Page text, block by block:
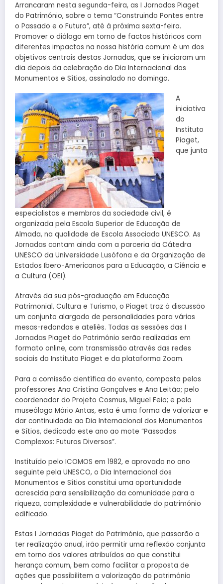
Arrancaram nesta segunda-feira, as I Jornadas Piaget
do Património, sobre o tema “Construindo Pontes entre
o Passado e o Futuro”, até à próxima sexta-feira.
Promover o diálogo em torno de factos históricos com
diferentes impactos na nossa história comum é um dos
objetivos centrais destas Jornadas, que se iniciaram um
dia depois da celebração do Dia Internacional dos
Monumentos e Sítios, assinalado no domingo.
A
iniciativa
do
Instituto
Piaget,
que junta
especialistas e membros da sociedade civil, é
organizada pela Escola Superior de Educação de
Almada, na qualidade de Escola Associada UNESCO. As
Jornadas contam ainda com a parceria da Cátedra
UNESCO da Universidade Lusófona e da Organização de
Estados Ibero-Americanos para a Educação, a Ciência e
a Cultura (OEI).
Através da sua pós-graduação em Educação
Patrimonial, Cultura e Turismo, o Piaget traz à discussão
um conjunto alargado de personalidades para várias
mesas-redondas e ateliês. Todas as sessões das I
Jornadas Piaget do Património serão realizadas em
formato online, com transmissão através das redes
sociais do Instituto Piaget e da plataforma Zoom.
Para a comissão científica do evento, composta pelos
professores Ana Cristina Gonçalves e Ana Leitão; pelo
coordenador do Projeto Cosmus, Miguel Feio; e pelo
museólogo Mário Antas, esta é uma forma de valorizar e
dar continuidade ao Dia Internacional dos Monumentos
e Sítios, dedicado este ano ao mote “Passados
Complexos: Futuros Diversos”.
Instituído pelo ICOMOS em 1982, e aprovado no ano
seguinte pela UNESCO, o Dia Internacional dos
Monumentos e Sítios constitui uma oportunidade
acrescida para sensibilização da comunidade para a
riqueza, complexidade e vulnerabilidade do património
edificado.
Estas I Jornadas Piaget do Património, que passarão a
ter realização anual, irão permitir uma reflexão conjunta
em torno dos valores atribuídos ao que constitui
herança comum, bem como facilitar a proposta de
ações que possibilitem a valorização do património